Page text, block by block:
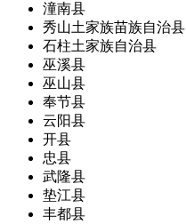
潼南县
秀山土家族苗族自治县
石柱土家族自治县
巫溪县
巫山县
奉节县
云阳县
开县
忠县
武隆县
垫江县
丰都县